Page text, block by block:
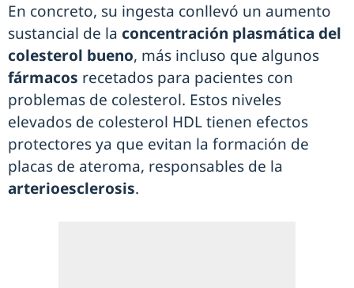
En concreto, su ingesta conllevó un aumento
sustancial de la concentración plasmática del
colesterol bueno, más incluso que algunos
fármacos recetados para pacientes con
problemas de colesterol. Estos niveles
elevados de colesterol HDL tienen efectos
protectores ya que evitan la formación de
placas de ateroma, responsables de la
arterioesclerosis.